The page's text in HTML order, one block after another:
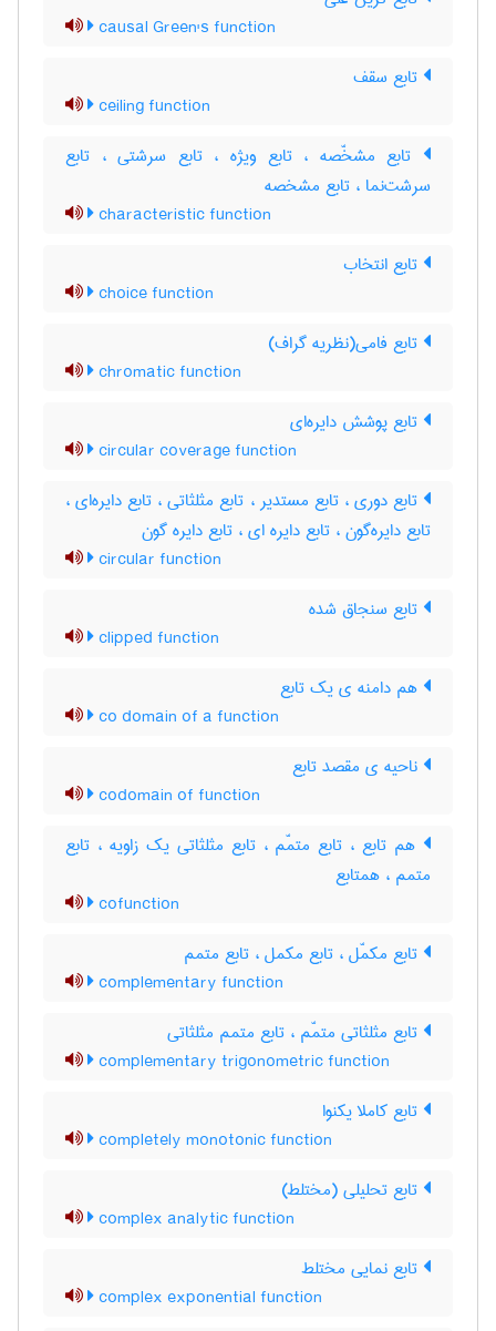
causal Green's function
تابع سقف
ceiling function
تابع مشخّصه ، تابع ویژه ، تابع سرشتی ، تابع
سرشت‌نما ، تابع مشخصه
characteristic function
تابع انتخاب
choice function
تابع فامی(نظریه گراف)
chromatic function
تابع پوشش دایره‌ای
circular coverage function
تابع دوری ، تابع مستدیر ، تابع مثلثاتی ، تابع دایره‌ای ،
تابع دایره‌گون ، تابع دایره ای ، تابع دایره گون
circular function
تابع سنجاق شده
clipped function
هم دامنه ی یک تابع
co domain of a function
ناحیه ی مقصد تابع
codomain of function
هم تابع ، تابع متمّم ، تابع مثلثاتی یک زاویه ، تابع
متمم ، همتابع
cofunction
تابع مکمّل ، تابع مکمل ، تابع متمم
complementary function
تابع مثلثاتی متمّم ، تابع متمم مثلثاتی
complementary trigonometric function
تابع کاملا یکنوا
completely monotonic function
تابع تحلیلی (مختلط)
complex analytic function
تابع نمایی مختلط
complex exponential function